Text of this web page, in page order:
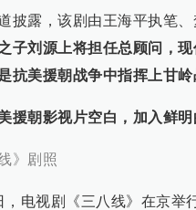
披露，该剧由王海平执笔、
子刘源上将担任总顾问，
抗美援朝战争中指挥上甘岭
援朝影视片空白，加入鲜
》剧照
，电视剧《三八线》在京举